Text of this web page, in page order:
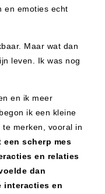
en emoties echt
Maar wat dan
leven. Ik was nog
en ik meer
ik een kleine
merken, vooral in
een scherp mes
en relaties
dan
interacties en